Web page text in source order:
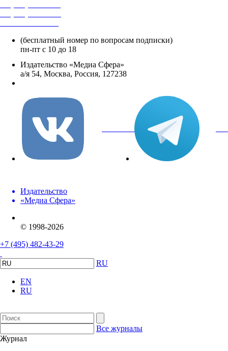
(бесплатный номер по вопросам подписки)
пн-пт с 10 до 18
Издательство «Медиа Сфера»
а/я 54, Москва, Россия, 127238
вКонтакте
Издательство
«Медиа Сфера»
© 1998-2026
+7 (495) 482-43-29
RU
EN
RU
Все журналы
Журнал